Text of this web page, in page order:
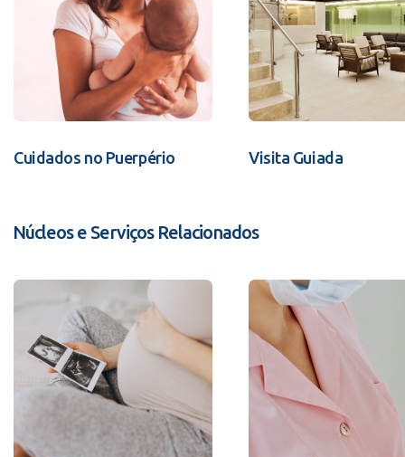
Cuidados no Puerpério Visita Guiada
Núcleos e Serviços Relacionados